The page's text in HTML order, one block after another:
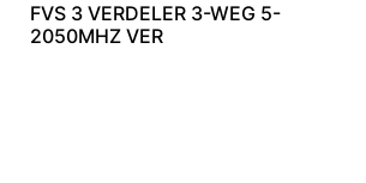
FVS 3 VERDELER 3-WEG 5-
2050MHZ VER